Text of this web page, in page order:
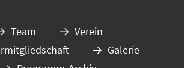
Team
Verein
Galerie